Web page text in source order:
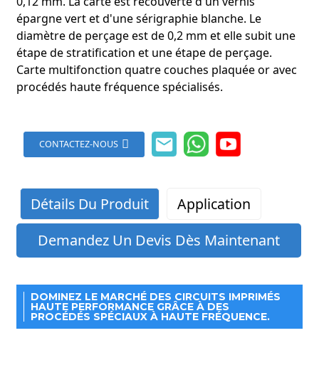
épargne vert et d'une sérigraphie blanche. Le
diamètre de perçage est de 0,2 mm et elle subit une
étape de stratification et une étape de perçage.
Carte multifonction quatre couches plaquée or avec
procédés haute fréquence spécialisés.
CONTACTEZ-NOUS
Détails Du Produit
Application
Demandez Un Devis Dès Maintenant
DOMINEZ LE MARCHÉ DES CIRCUITS IMPRIMÉS
HAUTE PERFORMANCE GRÂCE À DES
PROCÉDÉS SPÉCIAUX À HAUTE FRÉQUENCE.